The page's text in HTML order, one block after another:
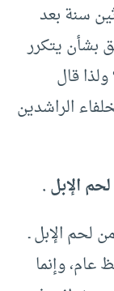
سنة بعد
بشأن يتكرر
قال
الراشدين
الإبل .
لحم الإبل ـ
عام، وإنما